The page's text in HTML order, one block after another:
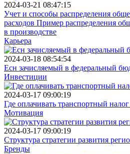
2024-03-21 08:47:15
Учет и способы распределения
расходов Пример распределения
в производстве
Карьера
2024-03-18 08:54:54
Есн зачисляемый в федеральный
Инвестиции
2024-03-17 09:00:19
Где оплачивать транспортный
Мотивация
2024-03-17 09:00:19
Структура стратегии развития
Бренды